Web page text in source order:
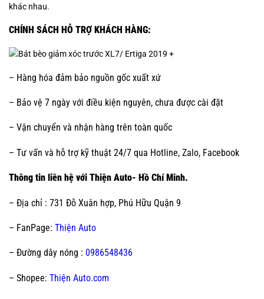
khác nhau.
CHÍNH SÁCH HỖ TRỢ KHÁCH HÀNG:
– Hàng hóa đảm bảo nguồn gốc xuất xứ
– Bảo vệ 7 ngày với điều kiện nguyên, chưa được cài đặt
– Vận chuyển và nhận hàng trên toàn quốc
– Tư vấn và hỗ trợ kỹ thuật 24/7 qua Hotline, Zalo, Facebook
Thông tin liên hệ với Thiện Auto- Hồ Chí Minh.
– Địa chỉ : 731 Đỗ Xuân hợp, Phú Hữu Quận 9
– FanPage: Thiện Auto
– Đường dây nóng : 0986548436
– Shopee: Thiện Auto.com